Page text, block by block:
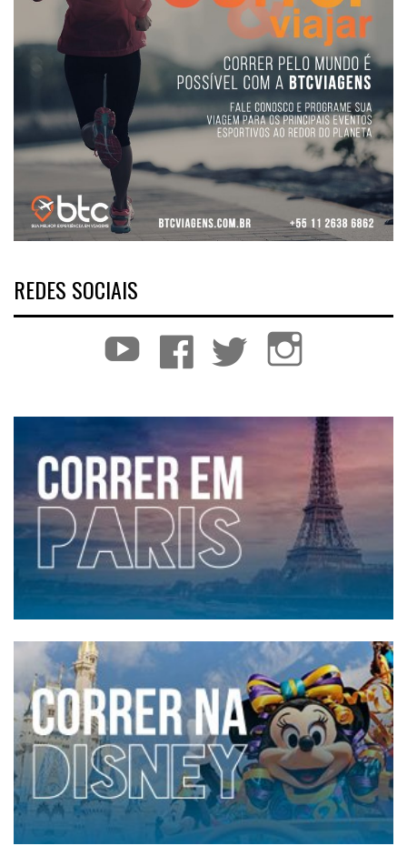
REDES SOCIAIS
YouTube Facebook Twitter